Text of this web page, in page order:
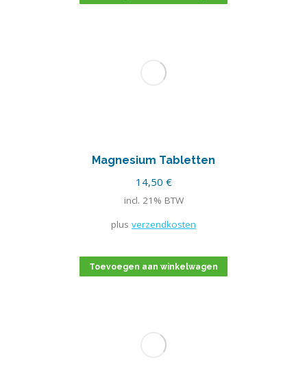
Magnesium Tabletten
14,50 €
incl. 21% BTW
plus verzendkosten
Toevoegen aan winkelwagen